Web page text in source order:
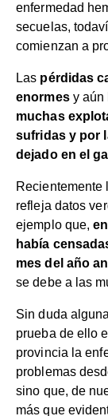
enfermedad
secuelas,
comienzan a
Las pérdidas
enormesy aún
muchas
sufridas y por
dejado en el
Recientemente
refleja datos
ejemplo que,
había
mes del año
se debe a las
Sin duda
prueba de ello
provincia la
problemas
sino que, de
más que